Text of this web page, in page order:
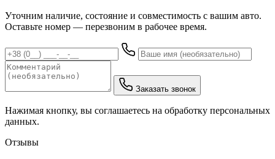
Уточним наличие, состояние и совместимость с вашим авто.
Оставьте номер — перезвоним в рабочее время.
Заказать звонок
Нажимая кнопку, вы соглашаетесь на обработку персональных
данных.
Отзывы